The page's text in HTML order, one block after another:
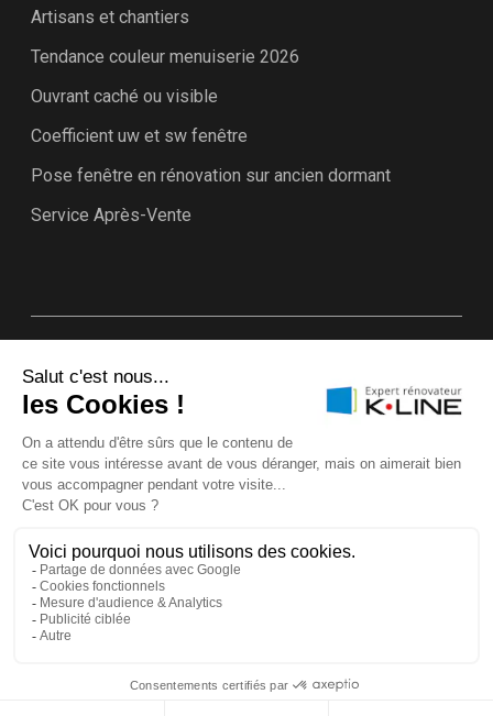
Artisans et chantiers
Tendance couleur menuiserie 2026
Ouvrant caché ou visible
Coefficient uw et sw fenêtre
Pose fenêtre en rénovation sur ancien dormant
Service Après-Vente
Annuaire Experts rénovateurs K•LINE
Mentions légales & CGU
Politique d’utilisation des cookies
Protection des données
Garanties K•LINE